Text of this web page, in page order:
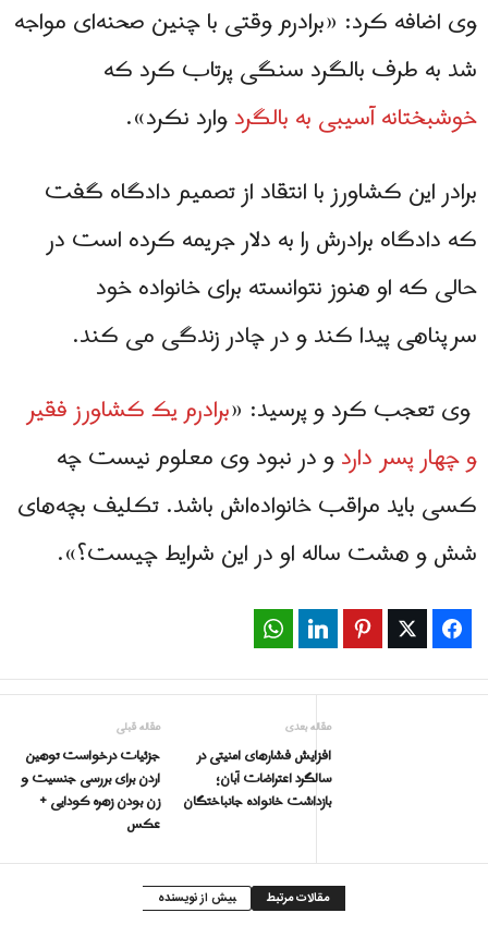
وی اضافه کرد: «برادرم وقتی با چنین صحنه‌ای مواجه
شد به طرف بالگرد سنگی پرتاب کرد که
خوشبختانه آسیبی به بالگردوارد نکرد».
برادر این کشاورز با انتقاد از تصمیم دادگاه گفت
كه دادگاه برادرش را به دلار جریمه کرده است در
حالی که او هنوز نتوانسته برای خانواده خود
سرپناهی پیدا کند و در چادر زندگی می کند.
وی تعجب کرد و پرسید: «برادرم یک کشاورز فقیر
و چهار پسر داردو در نبود وی معلوم نیست چه
کسی باید مراقب خانواده‌اش باشد. تکلیف بچه‌های
شش و هشت ساله او در این شرایط چیست؟».
Facebook
Twitter
Pinterest
LinkedIn
مقاله قبلی
جزئیات درخواست توهین
اردن برای بررسی جنسیت و
زن بودن زهره کودایی +
عکس
مقاله بعدی
افزایش فشارهای امنیتی در
سالگرد اعتراضات آبان؛
بازداشت خانواده جانباختگان
مقالات مرتبط بیش از نویسنده